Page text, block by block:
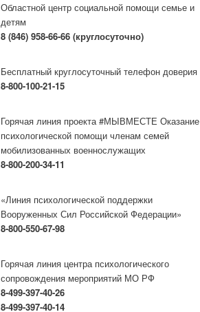
Областной центр социальной помощи семье и
детям
8 (846) 958-66-66 (круглосуточно)
Бесплатный круглосуточный телефон доверия
8-800-100-21-15
Горячая линия проекта #МЫВМЕСТЕ Оказание
психологической помощи членам семей
мобилизованных военнослужащих
8-800-200-34-11
«Линия психологической поддержки
Вооруженных Сил Российской Федерации»
8-800-550-67-98
Горячая линия центра психологического
сопровождения мероприятий МО РФ
8-499-397-40-26
8-499-397-40-14